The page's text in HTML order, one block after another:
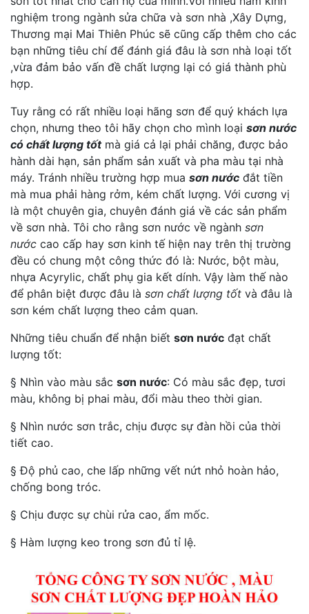
nghiệm trong ngành sửa chữa và sơn nhà ,Xây Dựng,
Thương mại Mai Thiên Phúc sẽ cũng cấp thêm cho các
bạn những tiêu chí để đánh giá đâu là sơn nhà loại tốt
,vừa đảm bảo vấn đề chất lượng lại có giá thành phù
hợp.
Tuy rằng có rất nhiều loại hãng sơn để quý khách lựa
chọn, nhưng theo tôi hãy chọn cho mình loại sơn nước
có chất lượng tốtmà giá cả lại phải chăng, được bảo
hành dài hạn, sản phẩm sản xuất và pha màu tại nhà
máy. Tránh nhiều trường hợp mua sơn nước đắt tiền
mà mua phải hàng rởm, kém chất lượng. Với cương vị
là một chuyên gia, chuyên đánh giá về các sản phẩm
về sơn nhà. Tôi cho rằng sơn nước về ngành sơn
nước cao cấp hay sơn kinh tế hiện nay trên thị trường
đều có chung một công thức đó là: Nước, bột màu,
nhựa Acyrylic, chất phụ gia kết dính. Vậy làm thế nào
để phân biệt được đâu là sơn chất lượng tốt và đâu là
sơn kém chất lượng theo cảm quan.
Những tiêu chuẩn để nhận biết sơn nước đạt chất
lượng tốt:
§ Nhìn vào màu sắc sơn nước: Có màu sắc đẹp, tươi
màu, không bị phai màu, đổi màu theo thời gian.
§ Nhìn nước sơn trắc, chịu được sự đàn hồi của thời
tiết cao.
§ Độ phủ cao, che lấp những vết nứt nhỏ hoàn hảo,
chống bong tróc.
§ Chịu được sự chùi rửa cao, ẩm mốc.
§ Hàm lượng keo trong sơn đủ tỉ lệ.